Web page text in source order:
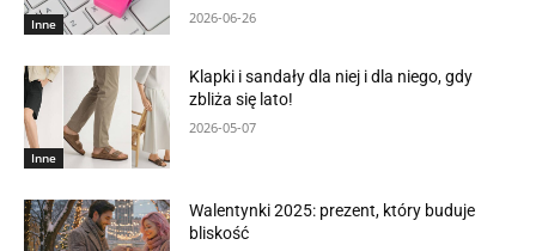
Inne 2026-06-26
Inne
Klapki i sandały dla niej i dla niego, gdy
zbliża się lato!
2026-05-07
Walentynki 2025: prezent, który buduje
bliskość